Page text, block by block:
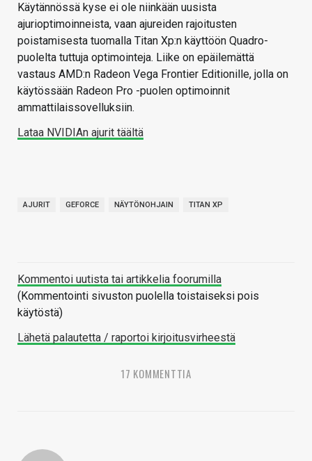
Käytännössä kyse ei ole niinkään uusista
ajurioptimoinneista, vaan ajureiden rajoitusten
poistamisesta tuomalla Titan Xp:n käyttöön Quadro-
puolelta tuttuja optimointeja. Liike on epäilemättä
vastaus AMD:n Radeon Vega Frontier Editionille, jolla on
käytössään Radeon Pro -puolen optimoinnit
ammattilaissovelluksiin.
Lataa NVIDIAn ajurit täältä
AJURIT GEFORCE NÄYTÖNOHJAIN TITAN XP
Kommentoi uutista tai artikkelia foorumilla
(Kommentointi sivuston puolella toistaiseksi pois
käytöstä)
Lähetä palautetta / raportoi kirjoitusvirheestä
17 KOMMENTTIA